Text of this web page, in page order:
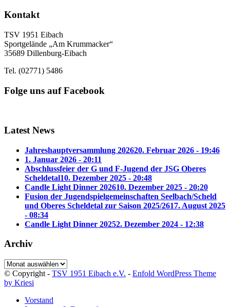
Kontakt
TSV 1951 Eibach
Sportgelände „Am Krummacker“
35689 Dillenburg-Eibach
Tel. (02771) 5486
Folge uns auf Facebook
Latest News
Jahreshauptversammlung 202620. Februar 2026 - 19:46
1. Januar 2026 - 20:11
Abschlussfeier der G und F-Jugend der JSG Oberes
Scheldetal10. Dezember 2025 - 20:48
Candle Light Dinner 202610. Dezember 2025 - 20:20
Fusion der Jugendspielgemeinschaften Seelbach/Scheld
und Oberes Scheldetal zur Saison 2025/2617. August 2025
- 08:34
Candle Light Dinner 20252. Dezember 2024 - 12:38
Archiv
Archiv
© Copyright - TSV 1951 Eibach e.V. - Enfold WordPress Theme
by Kriesi
Vorstand